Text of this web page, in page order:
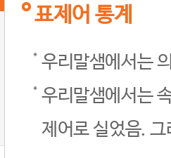
표제어 통계
우리말샘에서는
우리말샘에서는
제어로 실었음.